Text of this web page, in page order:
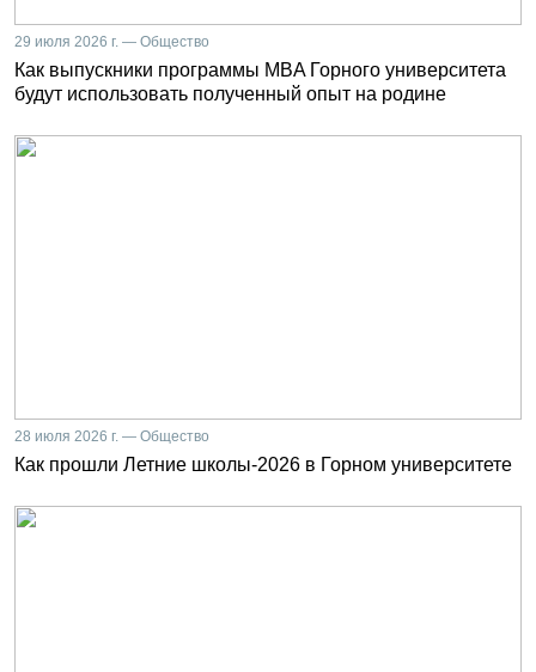
29 июля 2026 г. — Общество
Как выпускники программы MBA Горного университета
будут использовать полученный опыт на родине
28 июля 2026 г. — Общество
Как прошли Летние школы-2026 в Горном университете